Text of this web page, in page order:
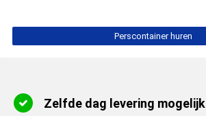
Perscontainer huren
Zelfde dag levering mogelijk